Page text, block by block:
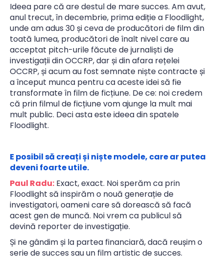
Ideea pare că are destul de mare succes. Am avut,
anul trecut, în decembrie, prima ediție a Floodlight,
unde am adus 30 și ceva de producători de film din
toată lumea, producători de înalt nivel care au
acceptat pitch-urile făcute de jurnaliști de
investigații din OCCRP, dar și din afara rețelei
OCCRP, și acum au fost semnate niște contracte și
a început munca pentru ca aceste idei să fie
transformate în film de ficțiune. De ce: noi credem
că prin filmul de ficțiune vom ajunge la mult mai
mult public. Deci asta este ideea din spatele
Floodlight.
E posibil să creați și niște modele, care ar putea
deveni foarte utile.
Paul Radu: Exact, exact. Noi sperăm ca prin
Floodlight să inspirăm o nouă generație de
investigatori, oameni care să dorească să facă
acest gen de muncă. Noi vrem ca publicul să
devină reporter de investigație.
Și ne gândim și la partea financiară, dacă reușim o
serie de succes sau un film artistic de succes.